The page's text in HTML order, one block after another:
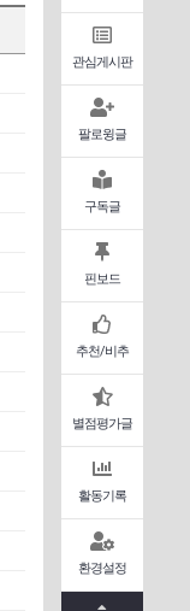
관심게시판
팔로윙글
구독글
핀보드
추천/비추
별점평가글
활동기록
환경설정